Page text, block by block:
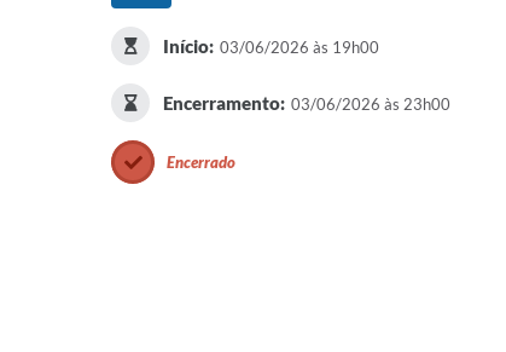
Início: 03/06/2026 às 19h00
Encerramento: 03/06/2026 às 23h00
Encerrado